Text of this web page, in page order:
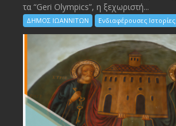
τα “Geri Olympics”, η ξεχωριστή...
ΔΗΜΟΣ ΙΩΑΝΝΙΤΩΝ Ενδιαφέρουσες Ιστορίες